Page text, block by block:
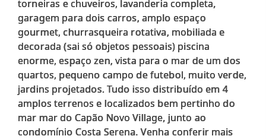
torneiras e chuveiros, lavanderia completa,
garagem para dois carros, amplo espaço
gourmet, churrasqueira rotativa, mobiliada e
decorada (sai só objetos pessoais) piscina
enorme, espaço zen, vista para o mar de um dos
quartos, pequeno campo de futebol, muito verde,
jardins projetados. Tudo isso distribuído em 4
amplos terrenos e localizados bem pertinho do
mar mar do Capão Novo Village, junto ao
condomínio Costa Serena. Venha conferir mais